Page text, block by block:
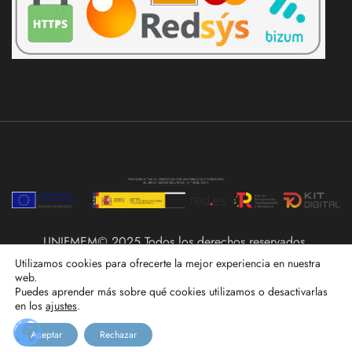
UNIFMEM© 2025 Todos los derechos reservados.
Utilizamos cookies para ofrecerte la mejor experiencia en nuestra
web.
Puedes aprender más sobre qué cookies utilizamos o desactivarlas
en los ajustes.
Aceptar Rechazar